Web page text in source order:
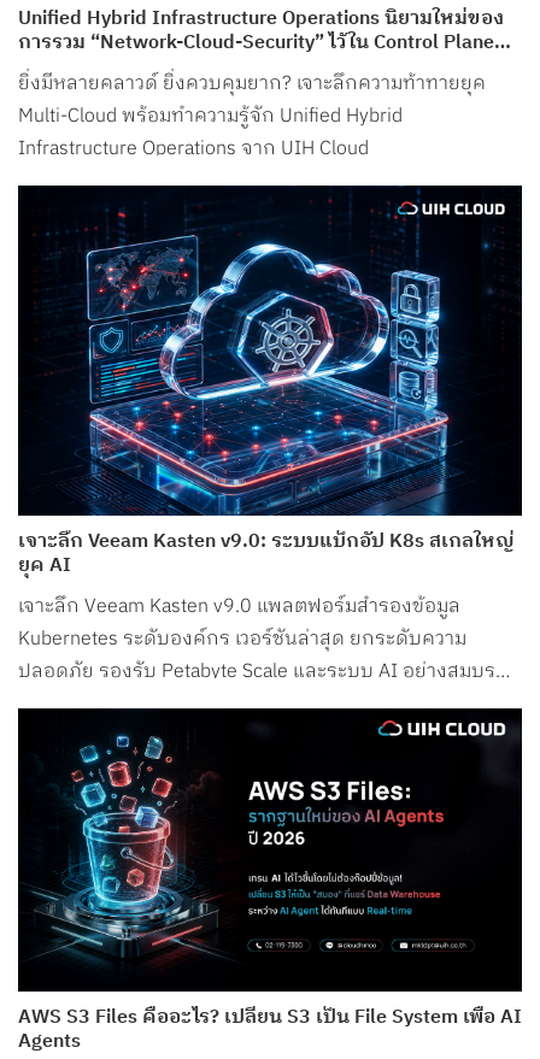
Unified Hybrid Infrastructure Operations นิยามใหม่ของ
การรวม “Network-Cloud-Security” ไว้ใน Control Plane
เดียว จาก UIH Cloud
ยิ่งมีหลายคลาวด์ ยิ่งควบคุมยาก? เจาะลึกความท้าทายยุค
Multi-Cloud พร้อมทำความรู้จัก Unified Hybrid
Infrastructure Operations จาก UIH Cloud
เจาะลึก Veeam Kasten v9.0: ระบบแบ็กอัป K8s สเกลใหญ่
ยุค AI
เจาะลึก Veeam Kasten v9.0 แพลตฟอร์มสำรองข้อมูล
Kubernetes ระดับองค์กร เวอร์ชันล่าสุด ยกระดับความ
ปลอดภัย รองรับ Petabyte Scale และระบบ AI อย่างสมบูรณ์
แบบ
AWS S3 Files คืออะไร? เปลี่ยน S3 เป็น File System เพื่อ AI
Agents